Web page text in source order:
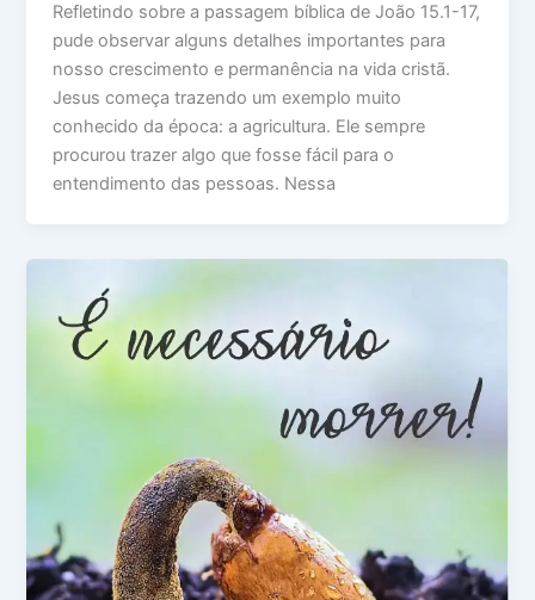
Refletindo sobre a passagem bíblica de João 15.1-17,
pude observar alguns detalhes importantes para
nosso crescimento e permanência na vida cristã.
Jesus começa trazendo um exemplo muito
conhecido da época: a agricultura. Ele sempre
procurou trazer algo que fosse fácil para o
entendimento das pessoas. Nessa